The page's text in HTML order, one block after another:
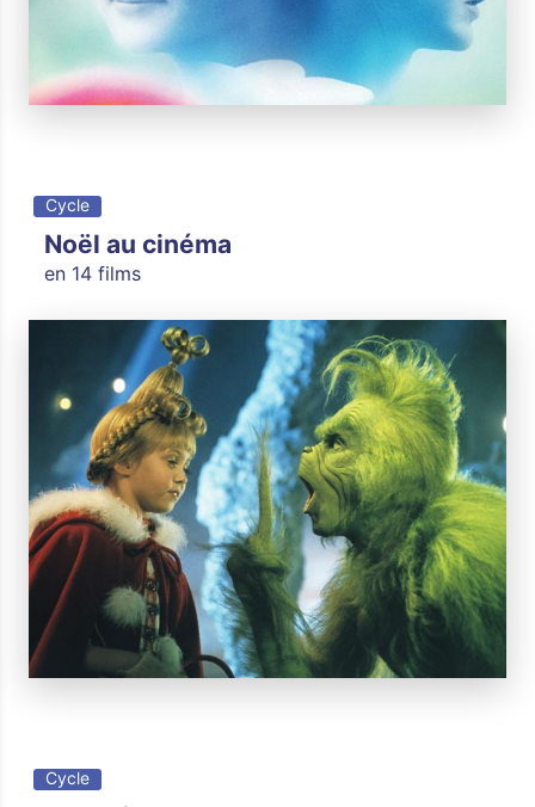
Cycle
Noël au cinéma
en 14 films
Cycle